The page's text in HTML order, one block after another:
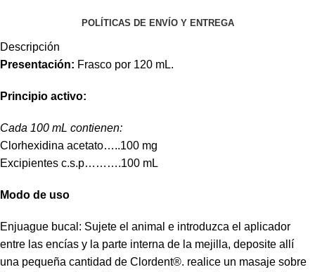
POLÍTICAS DE ENVÍO Y ENTREGA
Descripción
Presentación: Frasco por 120 mL.
Principio activo:
Cada 100 mL contienen:
Clorhexidina acetato…..100 mg
Excipientes c.s.p……….100 mL
Modo de uso
Enjuague bucal: Sujete el animal e introduzca el aplicador
entre las encías y la parte interna de la mejilla, deposite allí
una pequeña cantidad de Clordent®. realice un masaje sobre